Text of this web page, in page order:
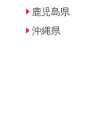
鹿児島県
沖縄県